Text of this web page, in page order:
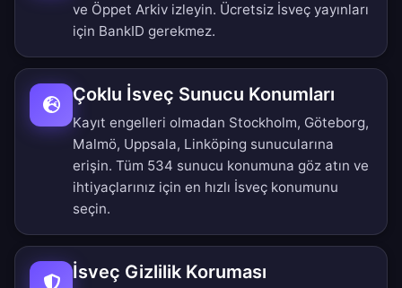
ve Öppet Arkiv izleyin. Ücretsiz İsveç yayınları
için BankID gerekmez.
Çoklu İsveç Sunucu Konumları
Kayıt engelleri olmadan Stockholm, Göteborg,
Malmö, Uppsala, Linköping sunucularına
erişin. Tüm 534 sunucu konumuna göz atın ve
ihtiyaçlarınız için en hızlı İsveç konumunu
seçin.
İsveç Gizlilik Koruması